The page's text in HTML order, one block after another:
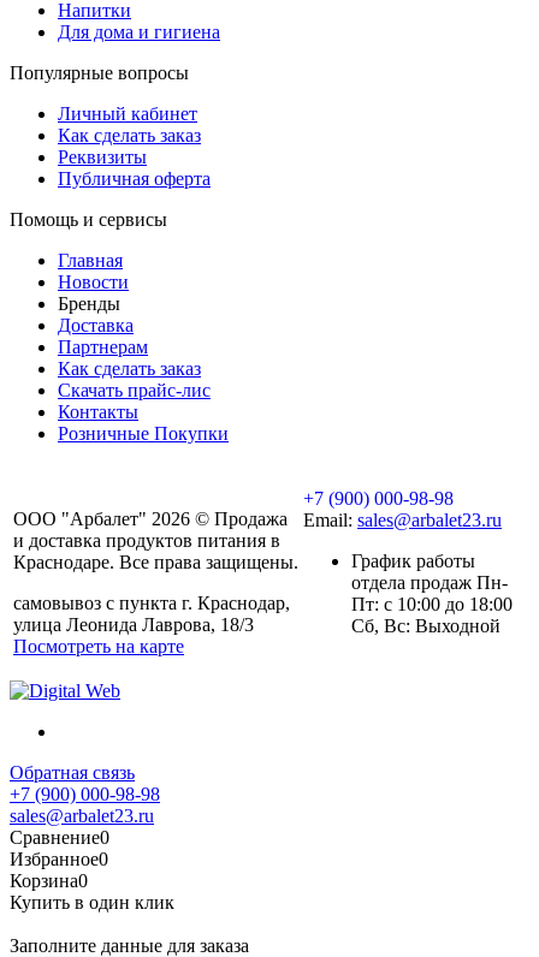
Напитки
Для дома и гигиена
Популярные вопросы
Личный кабинет
Как сделать заказ
Реквизиты
Публичная оферта
Помощь и сервисы
Главная
Новости
Бренды
Доставка
Партнерам
Как сделать заказ
Скачать прайс-лис
Контакты
Розничные Покупки
ООО "Арбалет" 2026 © Продажа
и доставка продуктов питания в
Краснодаре. Все права защищены.
самовывоз с пункта г. Краснодар,
улица Леонида Лаврова, 18/3
Посмотреть на карте
+7 (900) 000-98-98
Email: sales@arbalet23.ru
График работы
отдела продаж Пн-
Пт: с 10:00 до 18:00
Сб, Вс: Выходной
Обратная связь
+7 (900) 000-98-98
sales@arbalet23.ru
Сравнение0
Избранное0
Корзина0
Купить в один клик
Заполните данные для заказа